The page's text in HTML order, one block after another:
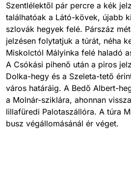
Szentlélektől pár percre a kék
találhatóak a Látó-kövek, újabb
szlovák hegyek felé. Párszáz
jelzésen folytatjuk a túrát, néha
Miskolctól Mályinka felé haladó
A Csókási pihenő után a piros
Dolka-hegy és a Szeleta-tető
város határáig. A Bedő Albert-
a Molnár-sziklára, ahonnan
lillafüredi Palotaszállóra. A túra
busz végállomásánál ér véget.